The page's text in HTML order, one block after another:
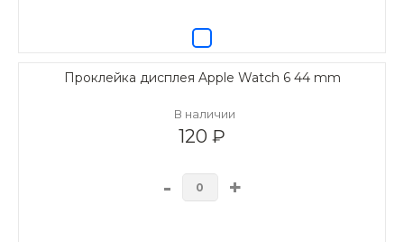
Проклейка дисплея Apple Watch 6 44 mm
В наличии
120 ₽
- +